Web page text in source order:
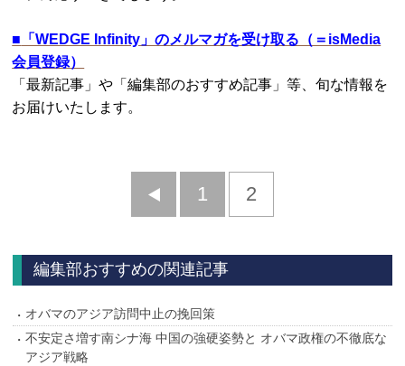
■ 「WEDGE Infinity」のメルマガを受け取る（＝isMedia
会員登録）
「最新記事」や「編集部のおすすめ記事」等、旬な情報を
お届けいたします。
前
1 2
編集部おすすめの関連記事
オバマのアジア訪問中止の挽回策
不安定さ増す南シナ海 中国の強硬姿勢と オバマ政権の不徹底な
アジア戦略